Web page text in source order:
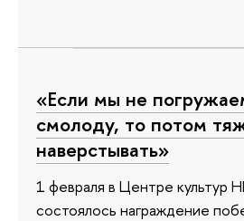
«Если мы не
смолоду, то потом
наверстывать»
1 февраля в Центре культур
состоялось награждение